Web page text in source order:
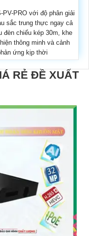
PV-PRO với độ phân giải
sắc trung thực ngay cả
đèn chiếu kép 30m, khe
thông minh và cảnh
ứng kịp thời
RẺ ĐỀ XUẤT